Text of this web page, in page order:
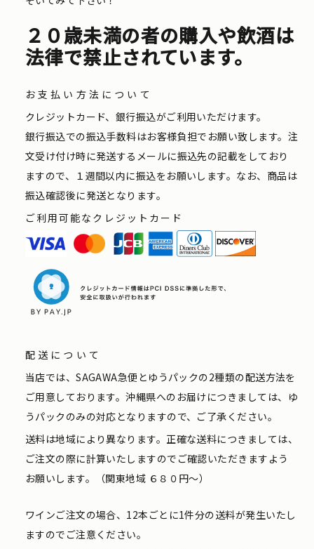
２０歳未満の者の購入や飲酒は
法律で禁止されています。
お支払い方法について
クレジットカード、銀行振込がご利用いただけます。
銀行振込での振込手数料はお客様負担でお願い致します。注
文受け付け時に発送するメールに振込先の記載をしており
ますので、１週間以内に振込をお願いします。なお、商品は
振込確認後に発送となります。
ご利用可能なクレジットカード
配送について
当店では、SAGAWA急便とゆうパックの2種類の配送方法を
ご用意しております。沖縄県へのお届けにつきましては、ゆ
うパックのみの対応となりますので、ご了承ください。
送料は地域により異なります。正確な送料につきましては、
ご注文の際に計算いたしますのでご確認いただきますよう
お願いします。（関東地域 ６８０円〜）
ワインご注文の場合、12本ごとに1件分の送料が発生いたし
ますのでご注意ください。